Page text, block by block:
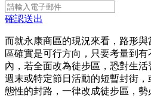
確認送出
而就永康商區的現況來看，路形
區確實是可行方向，只要考量到
內，若全面改為徒步區，恐對生
週末或特定節日活動的短暫封街
態性的封路，一律改成徒步區，勢